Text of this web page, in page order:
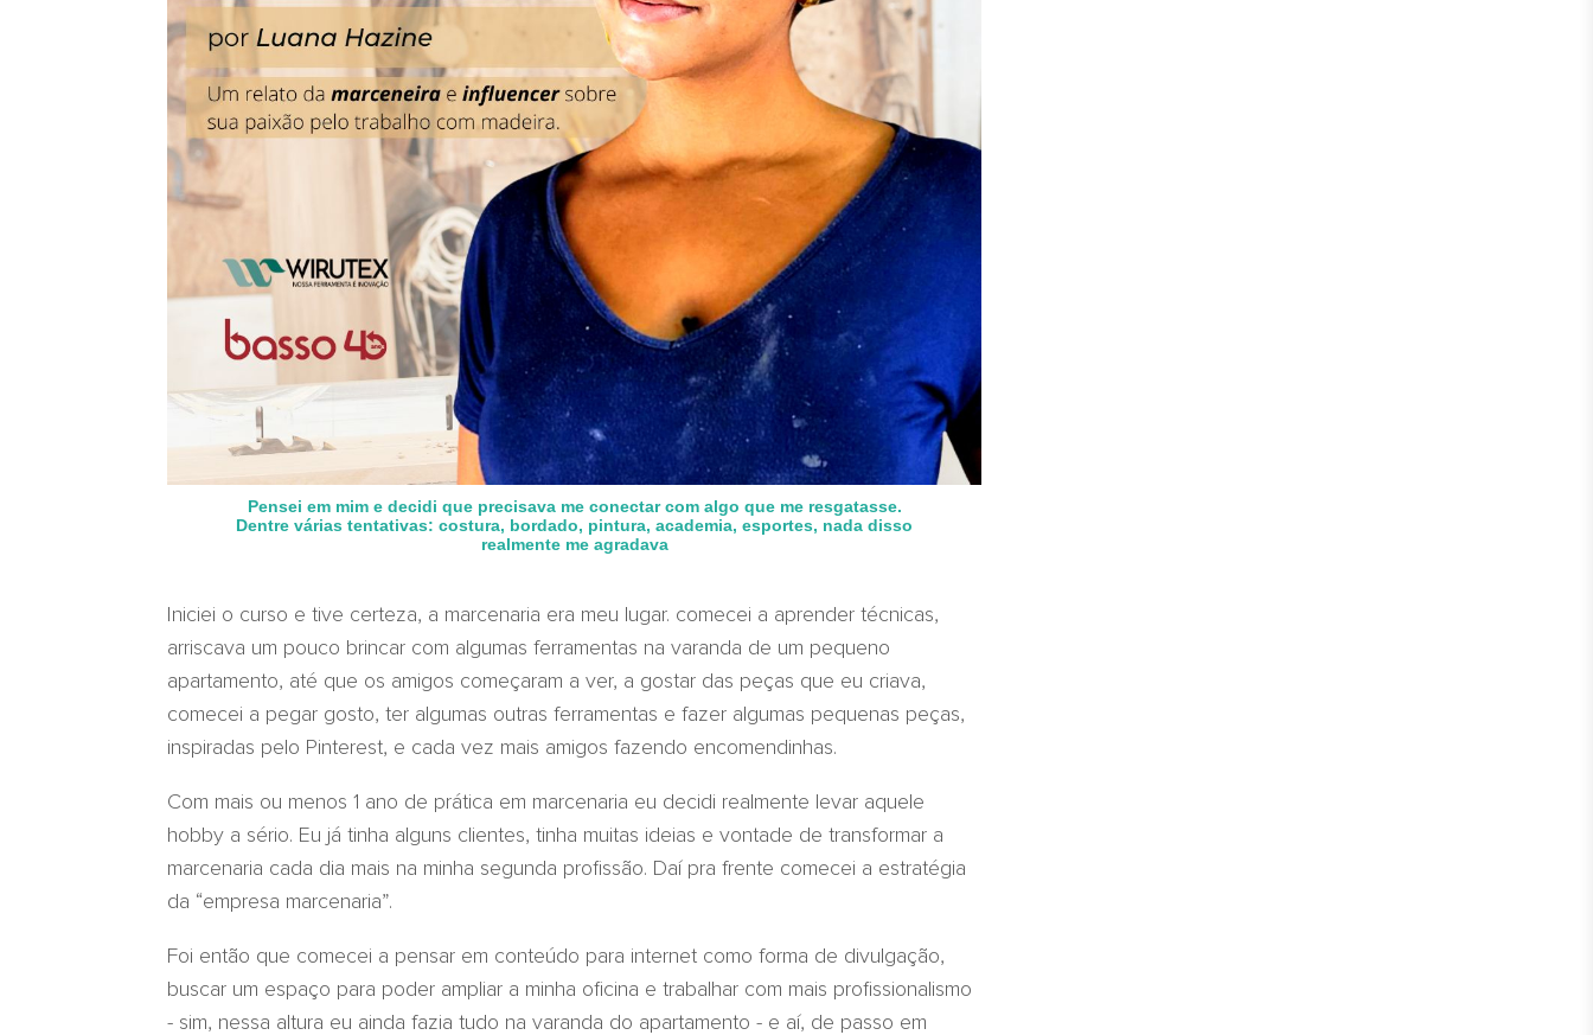
Pensei em mim e decidi que precisava me conectar com algo que me resgatasse.
Dentre várias tentativas: costura, bordado, pintura, academia, esportes, nada disso
realmente me agradava
Iniciei o curso e tive certeza, a marcenaria era meu lugar. comecei a aprender técnicas,
arriscava um pouco brincar com algumas ferramentas na varanda de um pequeno
apartamento, até que os amigos começaram a ver, a gostar das peças que eu criava,
comecei a pegar gosto, ter algumas outras ferramentas e fazer algumas pequenas peças,
inspiradas pelo Pinterest, e cada vez mais amigos fazendo encomendinhas.
Com mais ou menos 1 ano de prática em marcenaria eu decidi realmente levar aquele
hobby a sério. Eu já tinha alguns clientes, tinha muitas ideias e vontade de transformar a
marcenaria cada dia mais na minha segunda profissão. Daí pra frente comecei a estratégia
da “empresa marcenaria”.
Foi então que comecei a pensar em conteúdo para internet como forma de divulgação,
buscar um espaço para poder ampliar a minha oficina e trabalhar com mais profissionalismo
- sim, nessa altura eu ainda fazia tudo na varanda do apartamento - e aí, de passo em